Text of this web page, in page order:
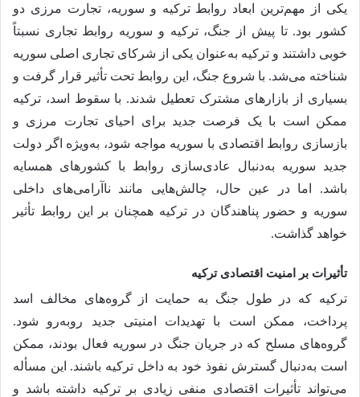
یکی از مهم‌ترین ابعاد روابط ترکیه و سوریه، تجارت مرزی دو
کشور بود. تا پیش از جنگ، ترکیه و سوریه روابط تجاری نسبتاً
خوبی داشتند و ترکیه به‌عنوان یکی از شرکای تجاری اصلی سوریه
شناخته می‌شد. با شروع جنگ، این روابط تحت تأثیر قرار گرفت و
بسیاری از بازارهای مشترک تعطیل شدند. با سقوط اسد، ترکیه
ممکن است با یک فرصت جدید برای احیای تجارت مرزی و
بازسازی روابط اقتصادی با سوریه مواجه شود، به‌ویژه اگر دولت
جدید سوریه به‌دنبال عادی‌سازی روابط با کشورهای همسایه
باشد. اما در عین حال، چالش‌هایی مانند ناآرامی‌های داخلی
سوریه و حضور پناهندگان در ترکیه همچنان بر این روابط تأثیر
خواهد گذاشت.
تأثیرات بر امنیت اقتصادی ترکیه
ترکیه که در طول جنگ به حمایت از گروه‌های مخالف اسد
پرداخت، ممکن است با تهدیدات امنیتی جدید روبه‌رو شود.
گروه‌های مسلح که در جریان جنگ در سوریه فعال بودند، ممکن
است به‌دنبال گسترش نفوذ خود به داخل ترکیه باشند. این مسأله
می‌تواند تأثیرات اقتصادی منفی زیادی بر ترکیه داشته باشد و